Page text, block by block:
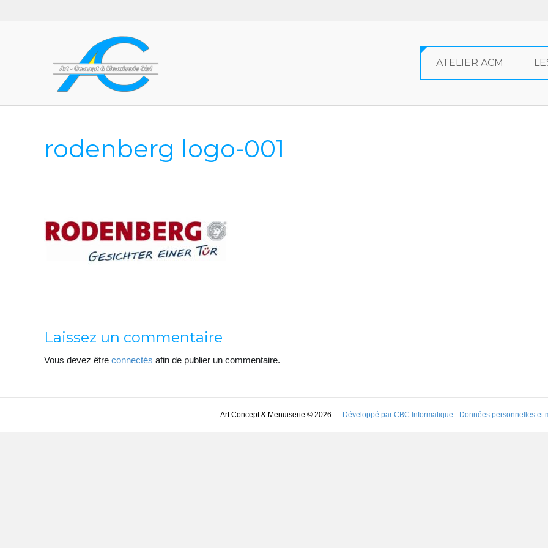
ATELIER ACM
rodenberg logo-001
Laissez un commentaire
Vous devez être connectés afin de publier un commentaire.
Art Concept & Menuiserie © 2026 ∟ Développé par CBC Informatique - Données personnelles et